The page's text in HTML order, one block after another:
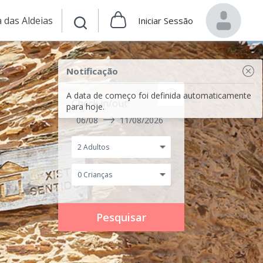
das Aldeias Iniciar Sessão
Notificação
A data de começo foi definida automaticamente
para hoje.
Check in/out
06/08 11/08/2026